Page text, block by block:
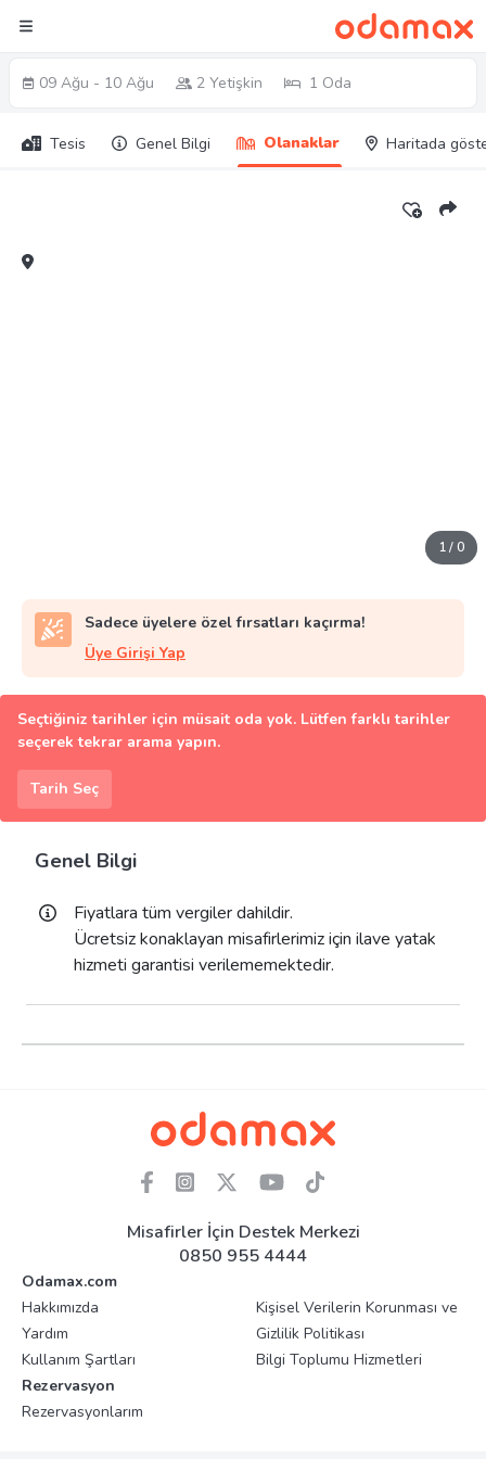
09 Ağu - 10 Ağu 2 Yetişkin 1 Oda
Tesis Genel Bilgi Olanaklar Haritada
1/0
Sadece üyelere özel fırsatları kaçırma!
Üye Girişi Yap
Seçtiğiniz tarihler için müsait oda yok. Lütfen farklı tarihler
seçerek tekrar arama yapın.
Tarih Seç
Genel Bilgi
Fiyatlara tüm vergiler dahildir.
Ücretsiz konaklayan misafirlerimiz için ilave yatak
hizmeti garantisi verilememektedir.
Misafirler İçin Destek Merkezi
0850 955 4444
Odamax.com
Hakkımızda
Yardım
Kullanım Şartları
Kişisel Verilerin Korunması ve
Gizlilik Politikası
Bilgi Toplumu Hizmetleri
Rezervasyon
Rezervasyonlarım